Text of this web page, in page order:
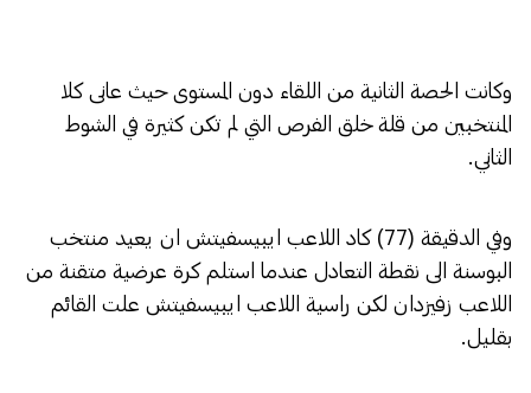
وكانت الحصة الثانية من اللقاء دون المستوى حيث عانى كلا
المنتخبين من قلة خلق الفرص التي لم تكن كثيرة في الشوط
الثاني.
وفي الدقيقة (77) كاد اللاعب ايبيسفيتش ان يعيد منتخب
البوسنة الى نقطة التعادل عندما استلم كرة عرضية متقنة من
اللاعب زفيزدان لكن راسية اللاعب ايبيسفيتش علت القائم
بقليل.